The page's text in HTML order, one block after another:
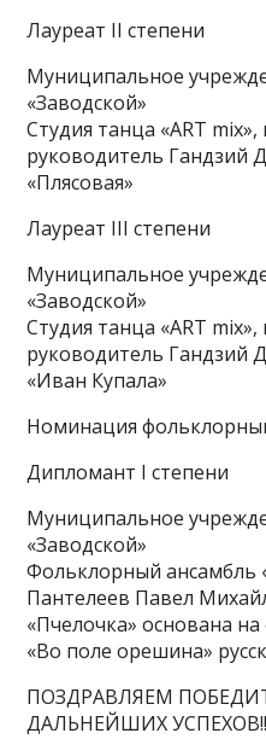
Лауреат II степени
Муниципальное
«Заводской»
Студия танца «ART
руководитель Гандзий
«Плясовая»
Лауреат III степени
Муниципальное
«Заводской»
Студия танца «ART mix»,
руководитель Гандзий
«Иван Купала»
Номинация
Дипломант I степени
Муниципальное
«Заводской»
Фольклорный ансамбль
Пантелеев Павел
«Пчелочка» основана
«Во поле орешина»
ПОЗДРАВЛЯЕМ
ДАЛЬНЕЙШИХ